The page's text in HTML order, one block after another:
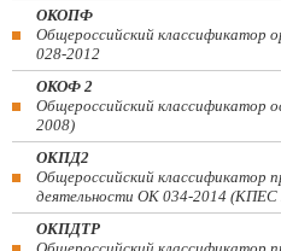
ОКОПФ
Общероссийский классификатор
028-2012
ОКОФ 2
Общероссийский классификатор
2008)
ОКПД2
Общероссийский классификатор
деятельности ОК 034-2014 (КПЕС
ОКПДТР